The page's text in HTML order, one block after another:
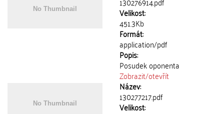
Velikost:
451.3Kb
Formát:
application/pdf
Popis:
Posudek oponenta
Zobrazit/otevřít
Název:
130277217.pdf
Velikost: